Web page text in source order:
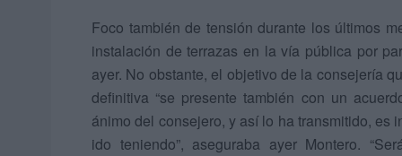
Foco también de tensión durante los últimos
instalación de terrazas en la vía pública por
ayer. No obstante, el objetivo de la consejería
definitiva “se presente también con un
ánimo del consejero, y así lo ha transmitido, es
ido teniendo”, aseguraba ayer Montero.